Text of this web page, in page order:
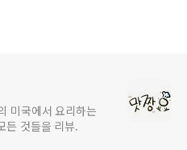
미국에서 요리하는
든 것들을 리뷰.